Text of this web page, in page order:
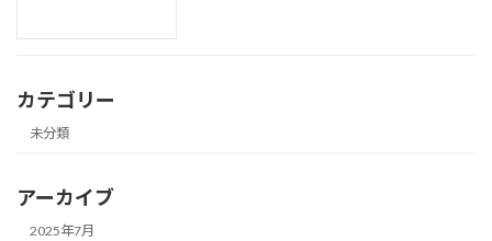
カテゴリー
未分類
アーカイブ
2025年7月